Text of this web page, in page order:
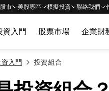
市 美股專區 模擬投資 聯絡我們
資入門 股票市場 企業財
入門 投資組合